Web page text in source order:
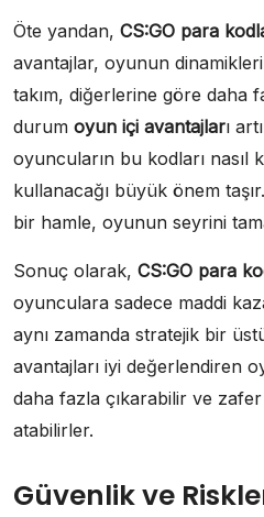
Öte yandan, CS:GO para
avantajlar, oyunun
takım, diğerlerine göre daha
durum oyun içi avantajları
oyuncuların bu kodları nasıl
kullanacağı büyük önem
bir hamle, oyunun seyrini
Sonuç olarak, CS:GO para
oyunculara sadece maddi
aynı zamanda stratejik bir
avantajları iyi değerlendiren
daha fazla çıkarabilir ve
atabilirler.
Güvenlik ve